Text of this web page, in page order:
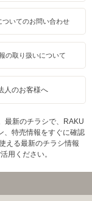
ついてのお問い合わせ
の取り扱いについて
人のお客様へ
最新のチラシで、RAKU
、特売情報をすぐに確認
える最新のチラシ情報
用ください。